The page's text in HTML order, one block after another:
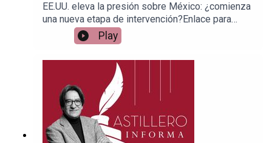
EE.UU. eleva la presión sobre México: ¿comienza
una nueva etapa de intervención?Enlace para
apoyar vía
Patreon:https://www.patreon.com/julioastilleroEnl
ace para hacer donaciones vía
PayPal:https://www.paypal.me/julioastilleroCuent
a para hacer transferencias a cuenta BBVA a
nombre de Julio Hernández López:
1539408017CLABE: 012 320 01539408017
2Tienda:https://julioastillerotienda.com/
Play